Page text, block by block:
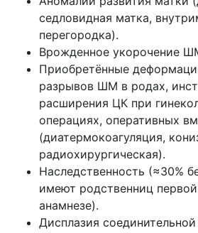
седловидная матка,
перегородка).
Врожденное укорочение
Приобретённые
разрывов ШМ в родах,
расширения ЦК при
операциях, оперативных
(диатермокоагуляция,
радиохирургическая).
Наследственность (≈30%
имеют родственниц
анамнезе).
Дисплазия